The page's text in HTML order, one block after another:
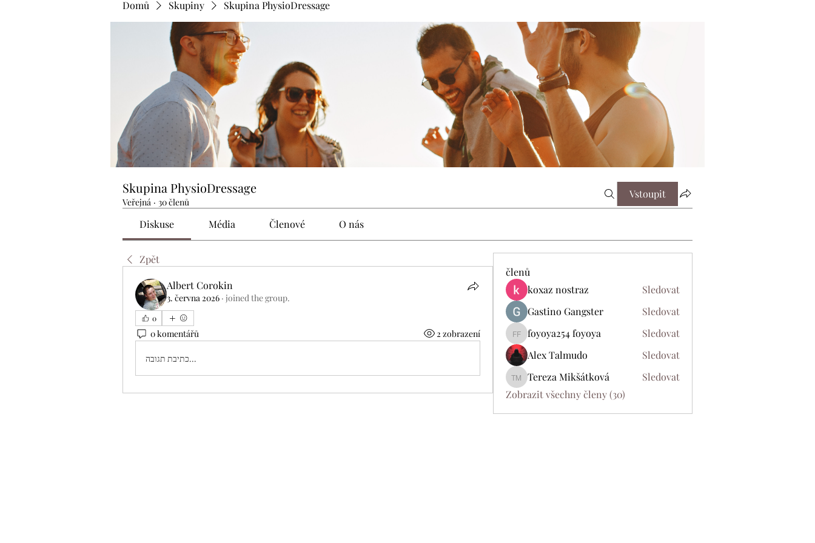
Domů Skupiny Skupina PhysioDressage
Skupina PhysioDressage
Veřejná · 30 členů
Vstoupit
Diskuse Média Členové O nás
Zpět
Albert Corokin
3. června 2026 · joined the group.
0
0 komentářů 2 zobrazení
כתיבת תגובה...
členů
koxaz nostraz
Sledovat
Gastino Gangster
Sledovat
foyoya254 foyoya
foyoya254 foyoya
Sledovat
Alex Talmudo
Sledovat
Tereza Mikšátková
Tereza Mikšátková
Sledovat
Zobrazit všechny členy (30)